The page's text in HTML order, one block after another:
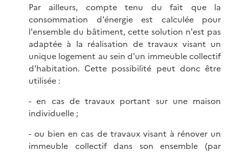
Par ailleurs, compte tenu du fait que la
consommation d'énergie est calculée pour
l'ensemble du bâtiment, cette solution n'est pas
adaptée à la réalisation de travaux visant un
unique logement au sein d'un immeuble collectif
d'habitation. Cette possibilité peut donc être
utilisée :
- en cas de travaux portant sur une maison
individuelle ;
- ou bien en cas de travaux visant à rénover un
immeuble collectif dans son ensemble (par